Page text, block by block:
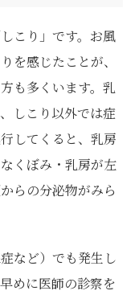
こり」です。お風
を感じたことが、
も多くいます。乳
しこり以外では症
してくると、乳房
くぼみ・乳房が左
らの分泌物がみら
など）でも発生し
めに医師の診察を